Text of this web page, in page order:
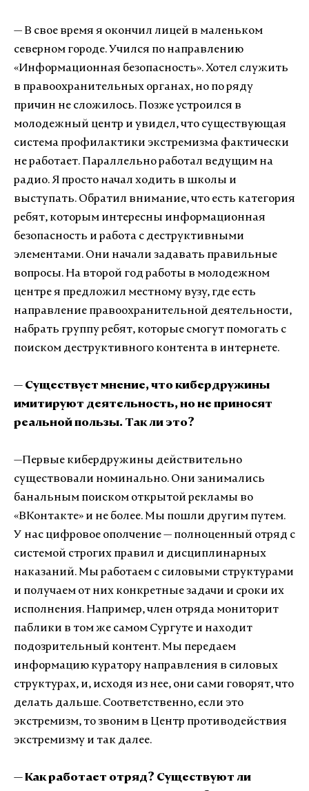
— В свое время я окончил лицей в маленьком
северном городе. Учился по направлению
«Информационная безопасность». Хотел служить
в правоохранительных органах, но по ряду
причин не сложилось. Позже устроился в
молодежный центр и увидел, что существующая
система профилактики экстремизма фактически
не работает. Параллельно работал ведущим на
радио. Я просто начал ходить в школы и
выступать. Обратил внимание, что есть категория
ребят, которым интересны информационная
безопасность и работа с деструктивными
элементами. Они начали задавать правильные
вопросы. На второй год работы в молодежном
центре я предложил местному вузу, где есть
направление правоохранительной деятельности,
набрать группу ребят, которые смогут помогать с
поиском деструктивного контента в интернете.
— Существует мнение, что кибердружины
имитируют деятельность, но не приносят
реальной пользы. Так ли это?
—Первые кибердружины действительно
существовали номинально. Они занимались
банальным поиском открытой рекламы во
«ВКонтакте» и не более. Мы пошли другим путем.
У нас цифровое ополчение — полноценный отряд с
системой строгих правил и дисциплинарных
наказаний. Мы работаем с силовыми структурами
и получаем от них конкретные задачи и сроки их
исполнения. Например, член отряда мониторит
паблики в том же самом Сургуте и находит
подозрительный контент. Мы передаем
информацию куратору направления в силовых
структурах, и, исходя из нее, они сами говорят, что
делать дальше. Соответственно, если это
экстремизм, то звоним в Центр противодействия
экстремизму и так далее.
— Как работает отряд? Существуют ли